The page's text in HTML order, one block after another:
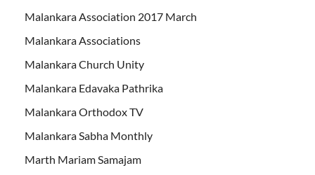
Malankara Association 2017 March
Malankara Associations
Malankara Church Unity
Malankara Edavaka Pathrika
Malankara Orthodox TV
Malankara Sabha Monthly
Marth Mariam Samajam